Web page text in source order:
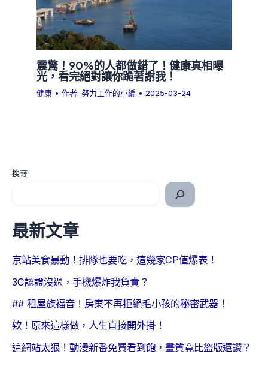
震驚！90%的人都做錯了！健康真相曝
光，看完絕對讓你跪著謝我！
健康 • 作者:努力工作的小編 • 2025-03-24
搜尋
最新文章
京站美食暴動！排隊也要吃，這幾家CP值爆表！
3C認證沒過，手機爆炸我負責？
## 租屋族福音！房東不再拒絕毛小孩的秘密武器！
欸！原來這樣做，人生直接開外掛！
這網站太狠！動漫新番免費看到飽，畫質竟比盜版還讚？